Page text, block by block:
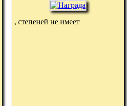
, степеней не имеет